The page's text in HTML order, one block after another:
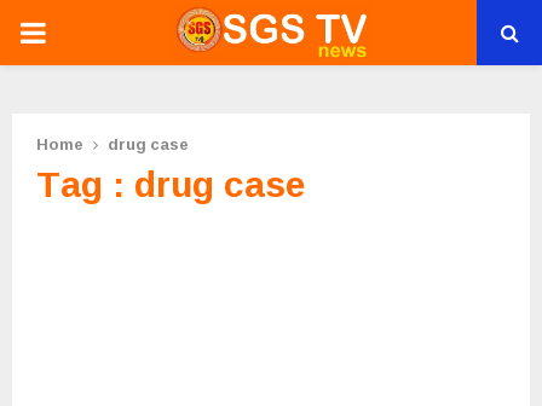
PRIMARY
Home drug case
Tag : drug case